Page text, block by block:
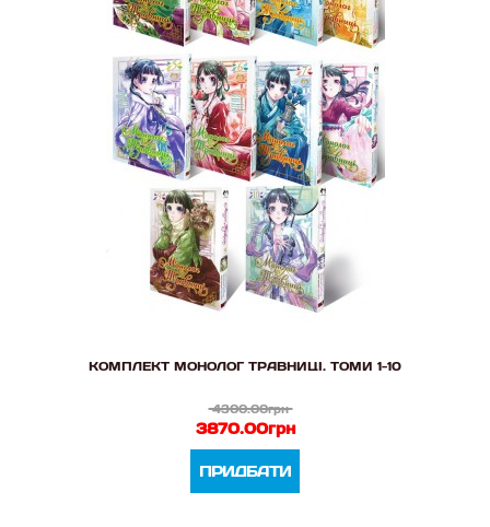
КОМПЛЕКТ МОНОЛОГ ТРАВНИЦІ. ТОМИ 1-10
4300.00грн
3870.00грн
ПРИДБАТИ